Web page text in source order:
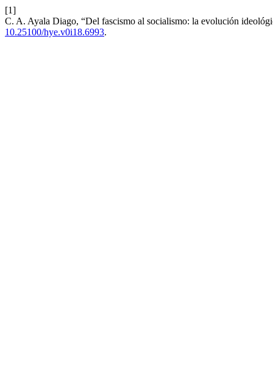
[1]
C. A. Ayala Diago, “Del fascismo al socialismo: la evolución
10.25100/hye.v0i18.6993.